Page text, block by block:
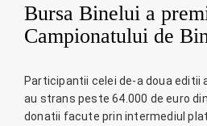
Bursa Binelui a
Campionatului de
Participantii celei de-a doua editii
au strans peste 64.000 de euro
donatii facute prin intermediul